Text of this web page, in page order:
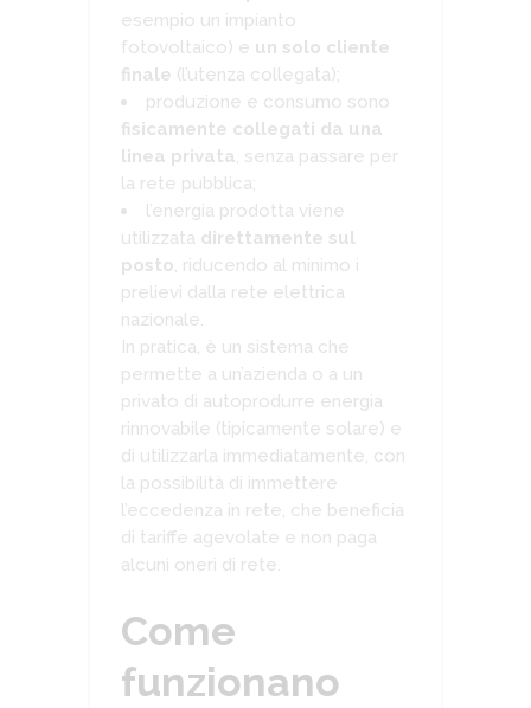
esempio un impianto
fotovoltaico) e un solo cliente
finale (l’utenza collegata);
produzione e consumo sono
fisicamente collegati da una
linea privata, senza passare per
la rete pubblica;
l’energia prodotta viene
utilizzata direttamente sul
posto, riducendo al minimo i
prelievi dalla rete elettrica
nazionale.
In pratica, è un sistema che
permette a un’azienda o a un
privato di autoprodurre energia
rinnovabile (tipicamente solare) e
di utilizzarla immediatamente, con
la possibilità di immettere
l’eccedenza in rete, che beneficia
di tariffe agevolate e non paga
alcuni oneri di rete.
Come
funzionano